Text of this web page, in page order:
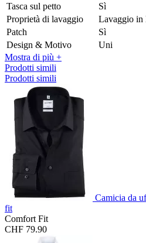
Tasca sul petto
Sì
Proprietà di lavaggio
Lavaggio in
Patch
Sì
Design & Motivo
Uni
Mostra di più +
Prodotti simili
Prodotti simili
Camicia da
fit
Comfort Fit
CHF 79.90